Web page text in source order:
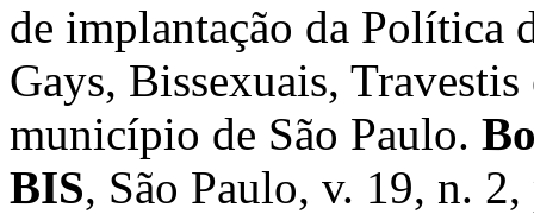
de implantação da Política
Gays, Bissexuais,
município de São Paulo.
BIS, São Paulo, v. 19, n.